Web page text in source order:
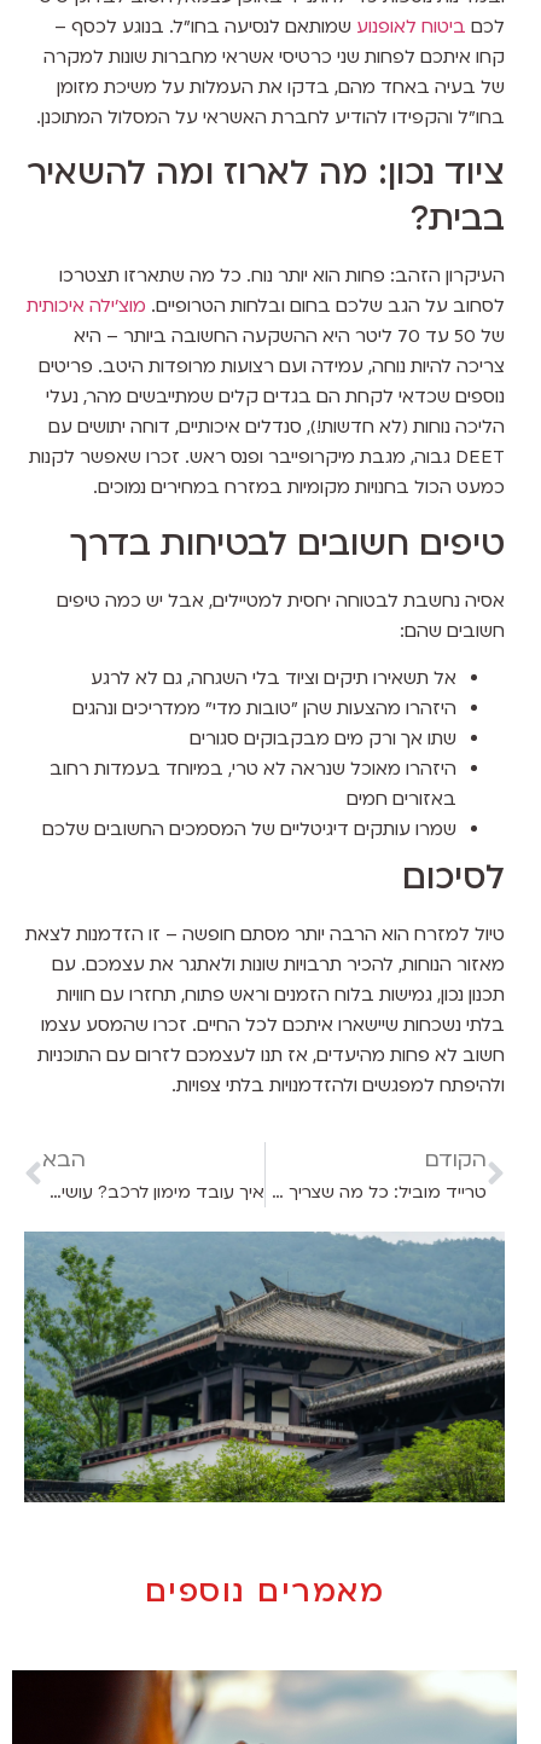
לכםביטוח לאופנועשמותאם לנסיעה בחו"ל. בנוגע לכסף –
קחו איתכם לפחות שני כרטיסי אשראי מחברות שונות למקרה
של בעיה באחד מהם, בדקו את העמלות על משיכת מזומן
בחו"ל והקפידו להודיע לחברת האשראי על המסלול המתוכנן.
ציוד נכון: מה לארוז ומה להשאיר
בבית?
העיקרון הזהב: פחות הוא יותר נוח. כל מה שתארזו תצטרכו
לסחוב על הגב שלכם בחום ובלחות הטרופיים.מוצ'ילה איכותית
של 50 עד 70 ליטר היא ההשקעה החשובה ביותר – היא
צריכה להיות נוחה, עמידה ועם רצועות מרופדות היטב. פריטים
נוספים שכדאי לקחת הם בגדים קלים שמתייבשים מהר, נעלי
הליכה נוחות (לא חדשות!), סנדלים איכותיים, דוחה יתושים עם
DEET גבוה, מגבת מיקרופייבר ופנס ראש. זכרו שאפשר לקנות
כמעט הכול בחנויות מקומיות במזרח במחירים נמוכים.
טיפים חשובים לבטיחות בדרך
אסיה נחשבת לבטוחה יחסית למטיילים, אבל יש כמה טיפים
חשובים שהם:
אל תשאירו תיקים וציוד בלי השגחה, גם לא לרגע
היזהרו מהצעות שהן "טובות מדי" ממדריכים ונהגים
שתו אך ורק מים מבקבוקים סגורים
היזהרו מאוכל שנראה לא טרי, במיוחד בעמדות רחוב
באזורים חמים
שמרו עותקים דיגיטליים של המסמכים החשובים שלכם
לסיכום
טיול למזרח הוא הרבה יותר מסתם חופשה – זו הזדמנות לצאת
מאזור הנוחות, להכיר תרבויות שונות ולאתגר את עצמכם. עם
תכנון נכון, גמישות בלוח הזמנים וראש פתוח, תחזרו עם חוויות
בלתי נשכחות שיישארו איתכם לכל החיים. זכרו שהמסע עצמו
חשוב לא פחות מהיעדים, אז תנו לעצמכם לזרום עם התוכניות
ולהיפתח למפגשים ולהזדמנויות בלתי צפויות.
הקודם
טרייד מוביל: כל מה שצריך לדעת על סוגי רכבים בישראל
הבא
איך עובד מימון לרכב? עושים לכם סדר לפני הרכישה הבאה
מאמרים נוספים